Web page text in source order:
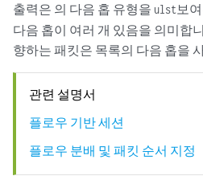
    then {
        load-balance per-flow;
    }
출력은 의 다음 홉 유형을 ulst보
다음 홉이 여러 개 있음을 의미합
향하는 패킷은 목록의 다음 홉을
관련 설명서
플로우 기반 세션
플로우 분배 및 패킷 순서 지정